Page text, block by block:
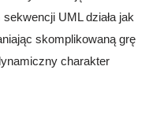
UML działa jak
skomplikowaną grę
charakter